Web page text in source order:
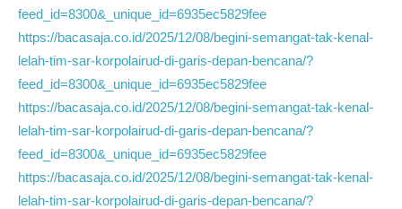
feed_id=8300&_unique_id=6935ec5829fee
https://bacasaja.co.id/2025/12/08/begini-semangat-tak-kenal-
lelah-tim-sar-korpolairud-di-garis-depan-bencana/?
feed_id=8300&_unique_id=6935ec5829fee
https://bacasaja.co.id/2025/12/08/begini-semangat-tak-kenal-
lelah-tim-sar-korpolairud-di-garis-depan-bencana/?
feed_id=8300&_unique_id=6935ec5829fee
https://bacasaja.co.id/2025/12/08/begini-semangat-tak-kenal-
lelah-tim-sar-korpolairud-di-garis-depan-bencana/?